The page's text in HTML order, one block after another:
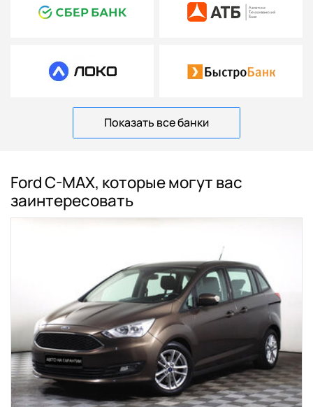
Показать все банки
Ford C-MAX, которые могут вас
заинтересовать